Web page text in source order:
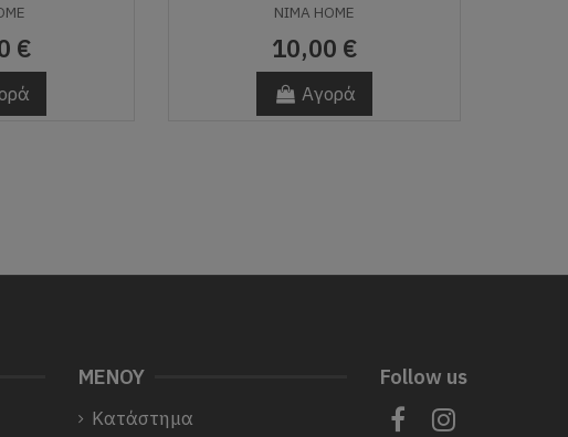
€
NIMA HOME
10,00 €
Αγορά
ΜΕΝΟΥ
Κατάστημα
Follow us